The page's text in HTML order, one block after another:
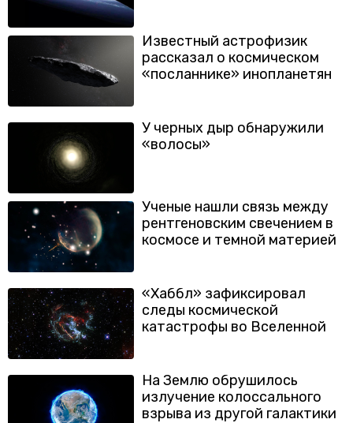
Известный астрофизик
рассказал о космическом
«посланнике» инопланетян
У черных дыр обнаружили
«волосы»
Ученые нашли связь между
рентгеновским свечением в
космосе и темной материей
«Хаббл» зафиксировал
следы космической
катастрофы во Вселенной
На Землю обрушилось
излучение колоссального
взрыва из другой галактики